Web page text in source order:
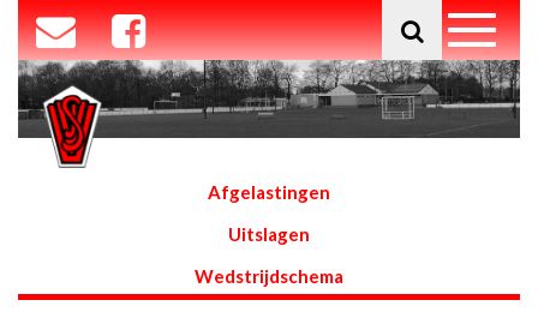
Afgelastingen
Uitslagen
Wedstrijdschema